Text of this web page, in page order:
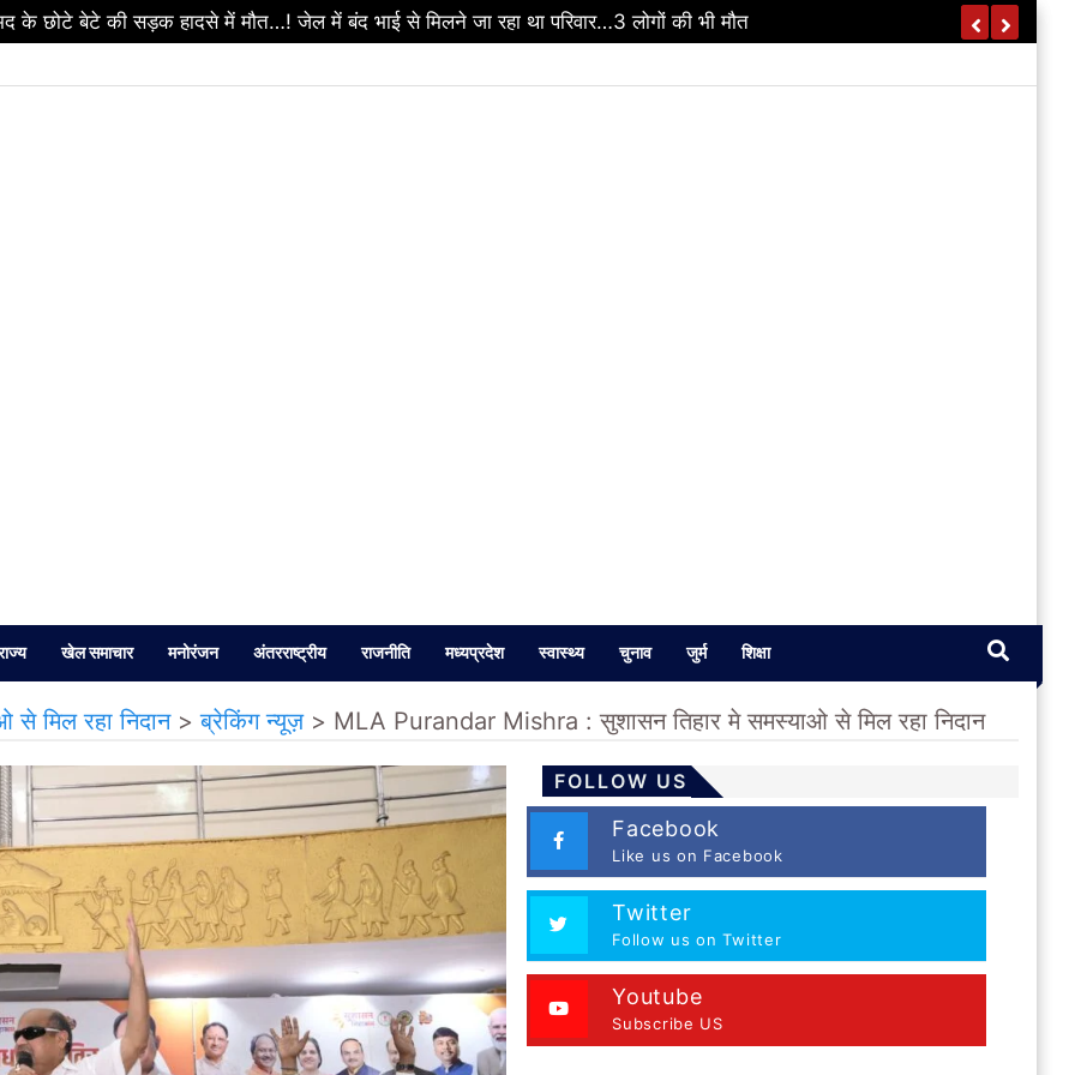
पर सरकार का बड़ा एक्शन…! 2 आबकारी उपनिरीक्षक निलंबित…धमतरी की सहायक आयुक्त पर भी कार्रवाई की अनुशंसा
खेल समाचार मनोरंजन अंतरराष्ट्रीय राजनीति मध्यप्रदेश स्वास्थ्य चुनाव जुर्म शिक्षा
मिल रहा निदान>ब्रेकिंग न्यूज़> MLA Purandar Mishra : सुशासन तिहार मे समस्याओ से मिल रहा निदान
FOLLOW US
Facebook
Like us on Facebook
Twitter
Follow us on Twitter
Youtube
Subscribe US